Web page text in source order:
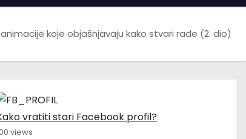
animacije koje objašnjavaju kako stvari rade (2. dio)
vratiti stari Facebook profil?
views